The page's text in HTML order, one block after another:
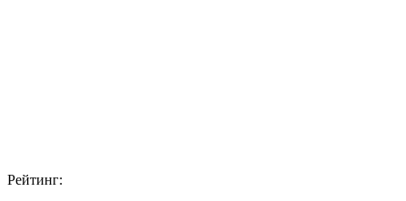
Рейтинг: